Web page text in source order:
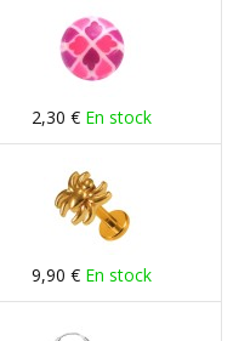
2,30 € En stock
9,90 € En stock